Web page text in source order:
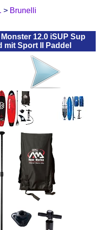
> Brunelli
12.0 iSUP Sup
Sport II Paddel